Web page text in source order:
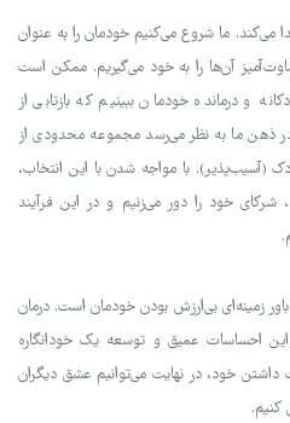
می‌کند. ما شروع می‌کنیم خودمان را به عنوان
آن‌ها را به خود می‌گیریم. ممکن است
و درمانده خودمان ببینیم که بازتابی از
ذهن ما به نظر می‌رسد مجموعه محدودی از
(آسیب‌پذیر). با مواجه شدن با این انتخاب،
شرکای خود را دور می‌زنیم و در این فرآیند
زمینه‌ای بی‌ارزش بودن خودمان است. درمان
این احساسات عمیق و توسعه یک خودانگاره
خود، در نهایت می‌توانیم عشق دیگران
کنیم.